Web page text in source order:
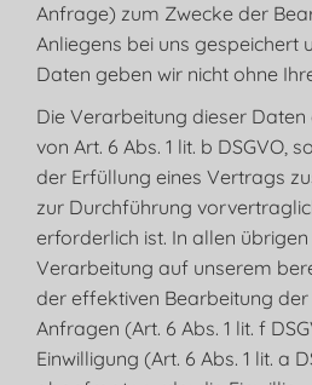
Anfrage) zum Zwecke der
Anliegens bei uns gespeichert
Daten geben wir nicht ohne
Die Verarbeitung dieser
von Art. 6 Abs. 1 lit. b DSGVO,
der Erfüllung eines Vertrags
zur Durchführung
erforderlich ist. In allen
Verarbeitung auf unserem
der effektiven Bearbeitung
Anfragen (Art. 6 Abs. 1 lit. f
Einwilligung (Art. 6 Abs. 1 lit. a